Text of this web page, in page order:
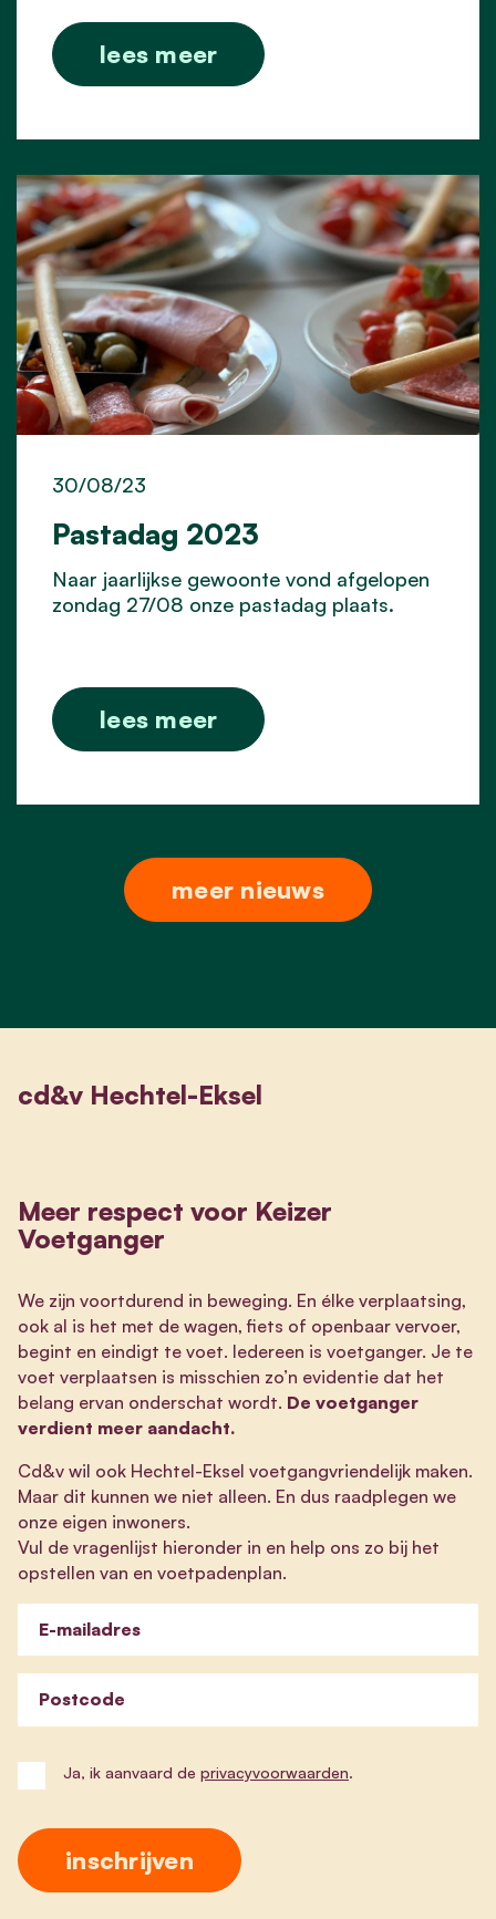
lees meer
Pastadag 2023
30/08/23
Naar jaarlijkse gewoonte vond afgelopen
zondag 27/08 onze pastadag plaats.
lees meer
meer nieuws
cd&v Hechtel-Eksel
Meer respect voor Keizer
Voetganger
We zijn voortdurend in beweging. En élke verplaatsing,
ook al is het met de wagen, fiets of openbaar vervoer,
begint en eindigt te voet. Iedereen is voetganger. Je te
voet verplaatsen is misschien zo’n evidentie dat het
belang ervan onderschat wordt. De voetganger
verdient meer aandacht.
Cd&v wil ook Hechtel-Eksel voetgangvriendelijk maken.
Maar dit kunnen we niet alleen. En dus raadplegen we
onze eigen inwoners.
Vul de vragenlijst hieronder in en help ons zo bij het
opstellen van en voetpadenplan.
E-mailadres
Postcode
Ja, ik aanvaard de privacyvoorwaarden.